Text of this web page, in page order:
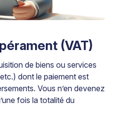
(VAT)
de biens ou services
dont le paiement est
Vous n’en devenez
fois la totalité du